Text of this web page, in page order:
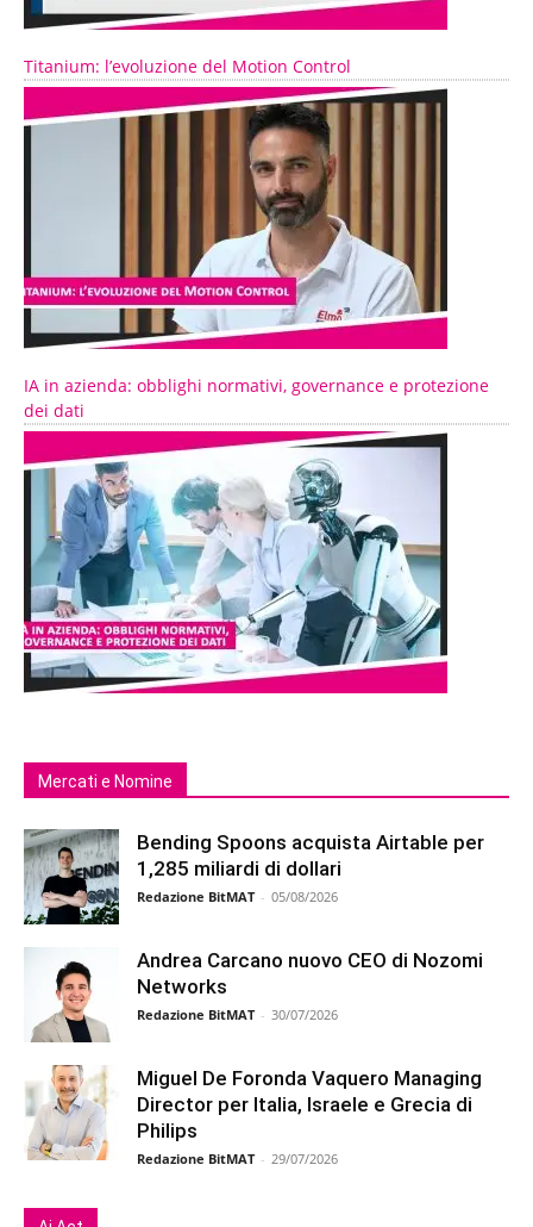
Titanium: l’evoluzione del Motion Control
IA in azienda: obblighi normativi, governance e protezione
dei dati
Mercati e Nomine
Bending Spoons acquista Airtable per
1,285 miliardi di dollari
Redazione BitMAT - 05/08/2026
Andrea Carcano nuovo CEO di Nozomi
Networks
Redazione BitMAT - 30/07/2026
Miguel De Foronda Vaquero Managing
Director per Italia, Israele e Grecia di
Philips
Redazione BitMAT - 29/07/2026